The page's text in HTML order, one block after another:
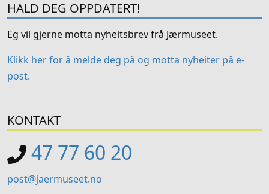
HALD DEG OPPDATERT!
Eg vil gjerne motta nyheitsbrev frå Jærmuseet.
Klikk her for å melde deg på og motta nyheiter på e-
post.
KONTAKT
47 77 60 20
post@jaermuseet.no